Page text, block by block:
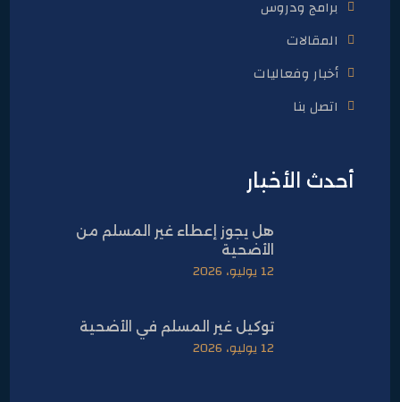
برامج ودروس
المقالات
أخبار وفعاليات
اتصل بنا
أحدث الأخبار
هل يجوز إعطاء غير المسلم من
الأضحية
12 يوليو، 2026
توكيل غير المسلم في الأضحية
12 يوليو، 2026